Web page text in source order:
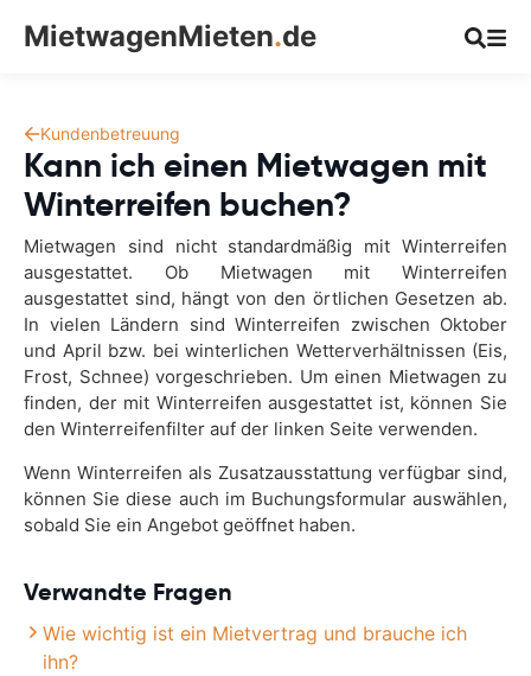
MietwagenMieten.de
Kundenbetreuung
Kann ich einen Mietwagen mit
Winterreifen buchen?
Mietwagen sind nicht standardmäßig mit Winterreifen
ausgestattet. Ob Mietwagen mit Winterreifen
ausgestattet sind, hängt von den örtlichen Gesetzen ab.
In vielen Ländern sind Winterreifen zwischen Oktober
und April bzw. bei winterlichen Wetterverhältnissen (Eis,
Frost, Schnee) vorgeschrieben. Um einen Mietwagen zu
finden, der mit Winterreifen ausgestattet ist, können Sie
den Winterreifenfilter auf der linken Seite verwenden.
Wenn Winterreifen als Zusatzausstattung verfügbar sind,
können Sie diese auch im Buchungsformular auswählen,
sobald Sie ein Angebot geöffnet haben.
Verwandte Fragen
Wie wichtig ist ein Mietvertrag und brauche ich
ihn?